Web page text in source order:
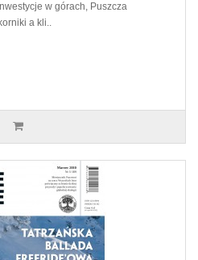
w górach, Puszcza
a kli..